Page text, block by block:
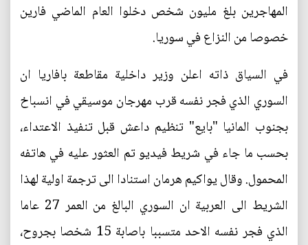
المهاجرين بلغ مليون شخص دخلوا العام الماضي فارين
خصوصا من النزاع في سوريا.
في السياق ذاته اعلن وزير داخلية مقاطعة بافاريا ان
السوري الذي فجر نفسه قرب مهرجان موسيقي في انسباخ
بجنوب المانيا "بايع" تنظيم داعش قبل تنفيذ الاعتداء،
بحسب ما جاء في شريط فيديو تم العثور عليه في هاتفه
المحمول. وقال يواكيم هرمان استنادا الى ترجمة اولية لهذا
الشريط الى العربية ان السوري البالغ من العمر 27 عاما
الذي فجر نفسه الاحد متسببا باصابة 15 شخصا بجروح،